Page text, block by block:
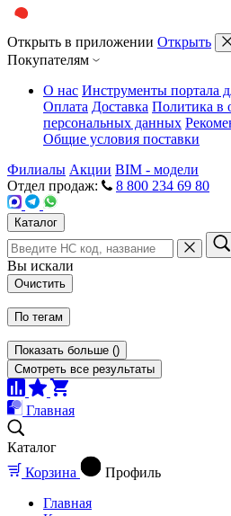
Открыть в приложении Открыть
Покупателям
О нас Инструменты портала
Оплата Доставка Политика в
персональных данных
Общие условия поставки
Филиалы Акции BIM - модели
Отдел продаж:
8 800 234 69 80
Каталог
Вы искали
Очистить
По тегам
Показать больше ()
Смотреть все результаты
Главная
Каталог
Корзина
Профиль
Главная